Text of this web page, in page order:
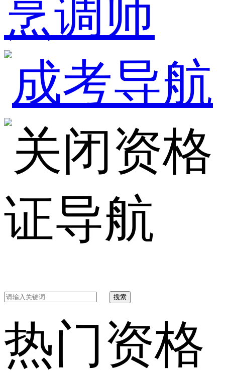
烹调师
资格
证导航
搜索
热门资格